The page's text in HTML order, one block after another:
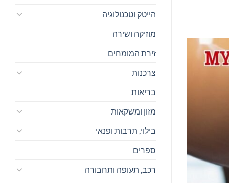
הייטק וטכנולוגיה
מוזיקה ושירה
זירת המומחים
צרכנות
בריאות
מזון ומשקאות
בילוי, תרבות ופנאי
ספרים
רכב, תעופה ותחבורה